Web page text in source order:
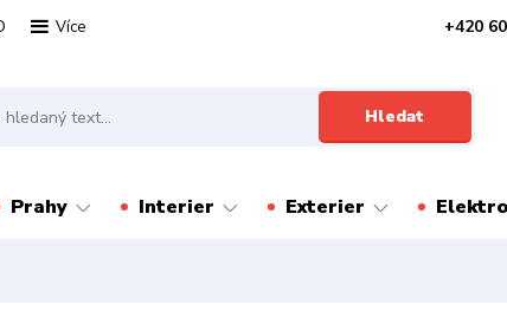
Více
Hledat
+420
Prahy Interier Exterier Elektro